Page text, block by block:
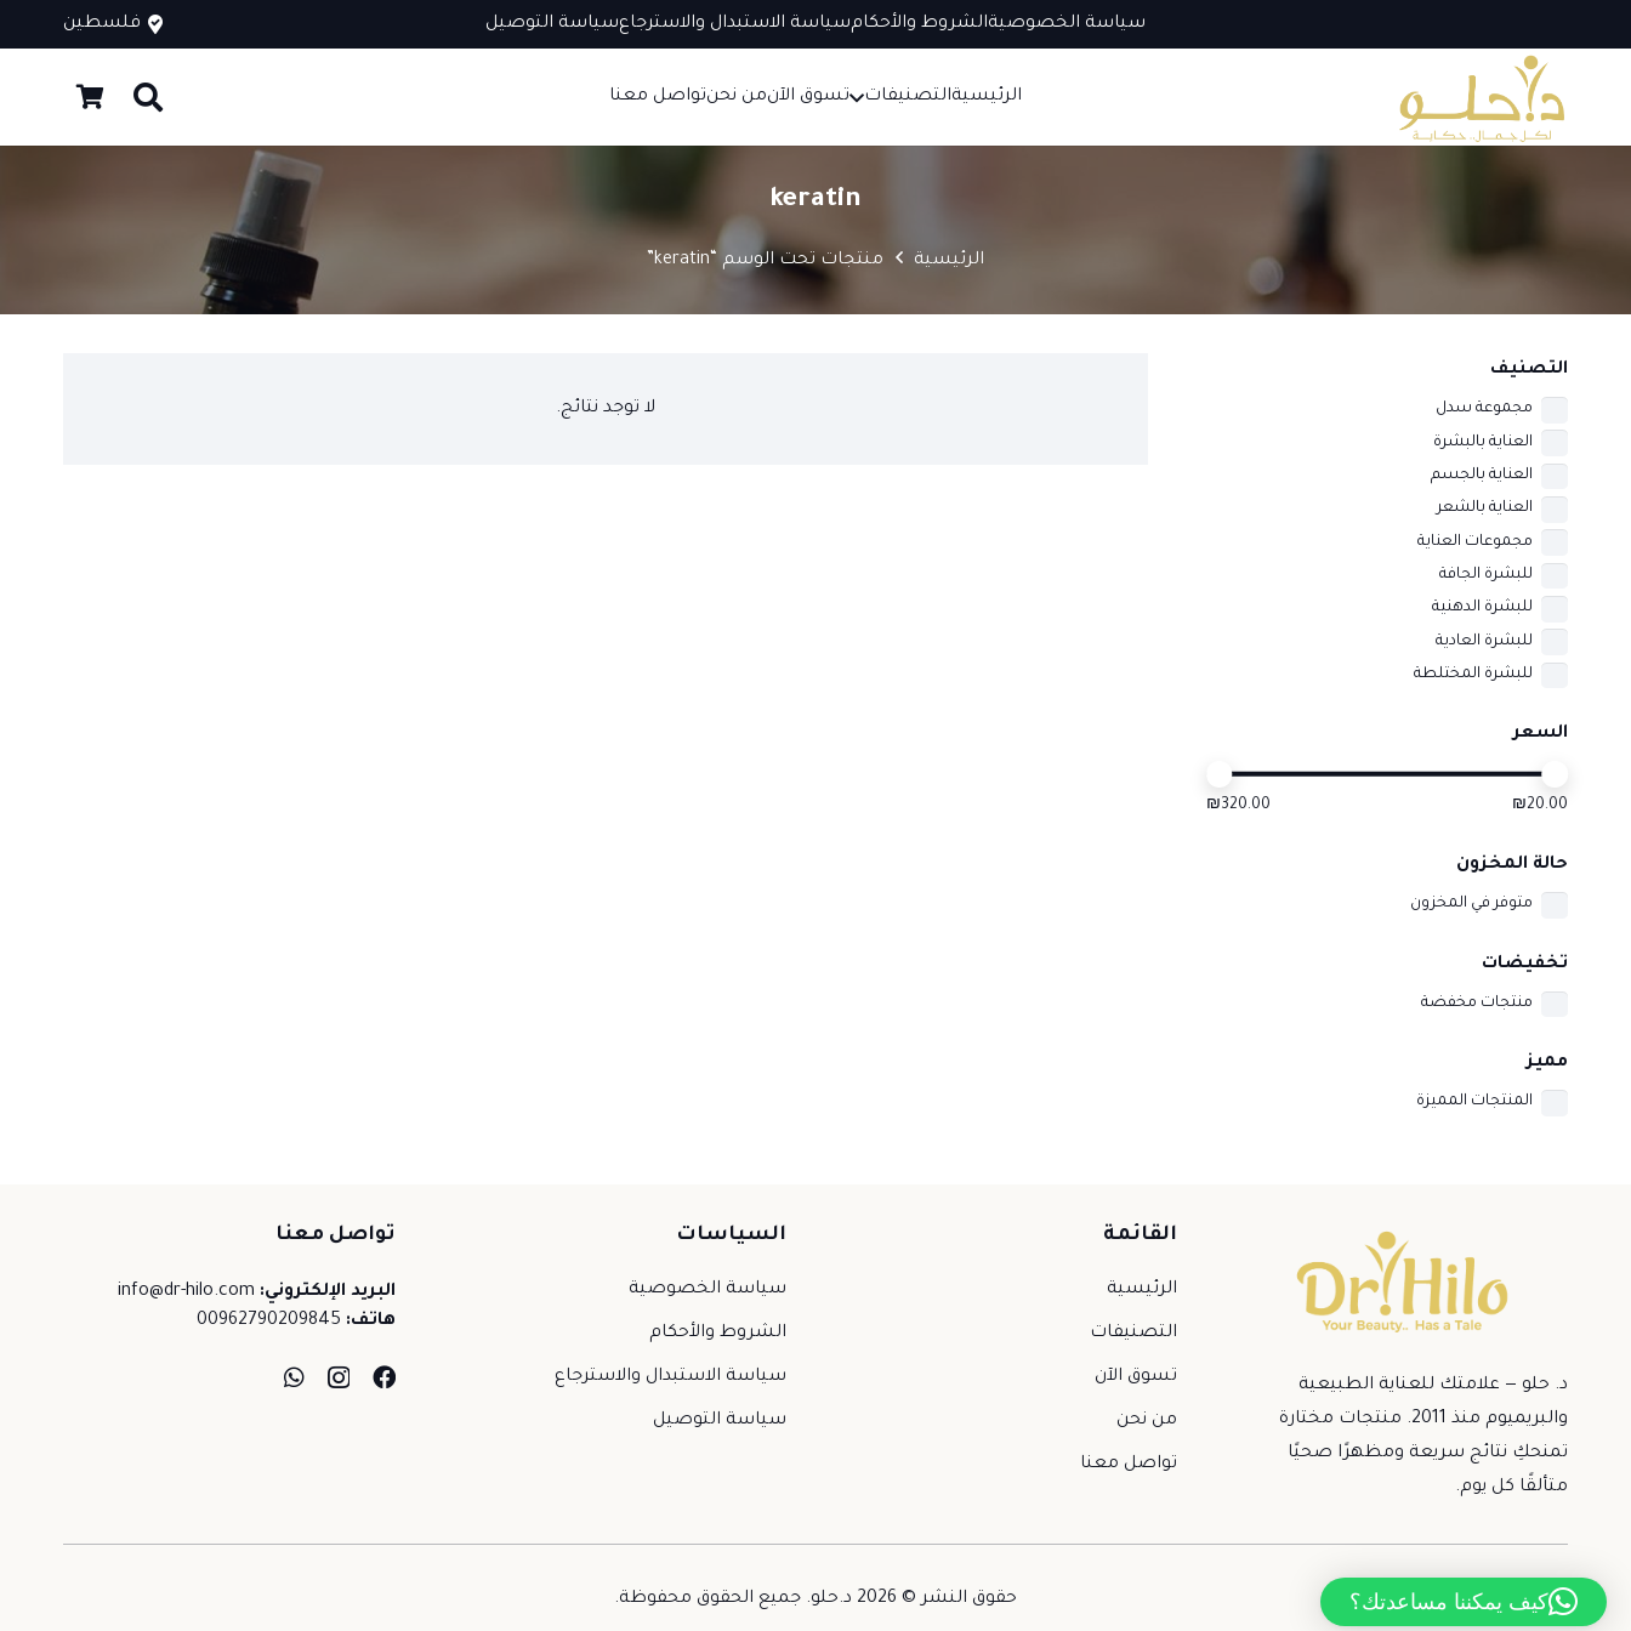
سياسة الخصوصيةالشروط والأحكامسياسة الاستبدال والاسترجاعسياسة التوصيل فلسطين
الرئيسيةالتصنيفات تسوق الآنمن نحنتواصل معنا
keratin
الرئيسية منتجات تحت الوسم “keratin”
التصنيف
مجموعة سدل
العناية بالبشرة
العناية بالجسم
العناية بالشعر
مجموعات العناية
للبشرة الجافة
للبشرة الدهنية
للبشرة العادية
للبشرة المختلطة
السعر
₪20.00
₪320.00
حالة المخزون
متوفر في المخزون
تخفيضات
منتجات مخفضة
مميز
المنتجات المميزة
لا توجد نتائج.
د. حلو — علامتك للعناية الطبيعية
والبريميوم منذ 2011. منتجات مختارة
تمنحكِ نتائج سريعة ومظهرًا صحيًا
متألقًا كل يوم.
القائمة
الرئيسية
التصنيفات
تسوق الآن
من نحن
تواصل معنا
السياسات
سياسة الخصوصية
الشروط والأحكام
سياسة الاستبدال والاسترجاع
سياسة التوصيل
تواصل معنا
البريد الإلكتروني: info@dr-hilo.com
هاتف: 00962790209845
حقوق النشر © 2026 د.حلو. جميع الحقوق محفوظة. كيف يمكننا مساعدتك؟